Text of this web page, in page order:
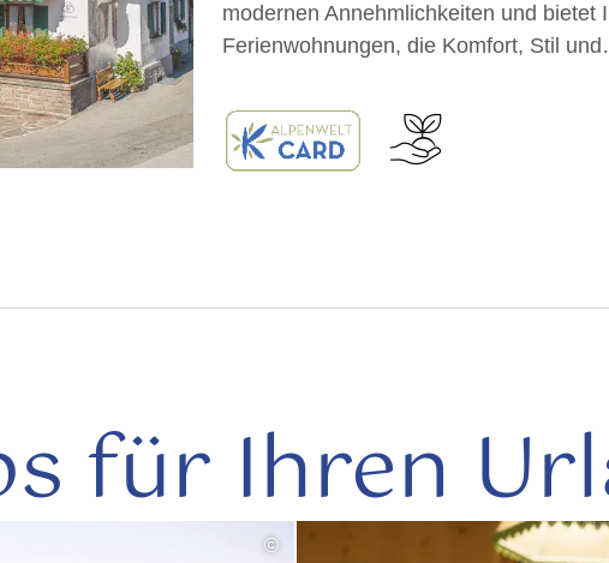
modernen Annehmlichkeiten und bietet
Ferienwohnungen, die Komfort, Stil
für Ihren
©